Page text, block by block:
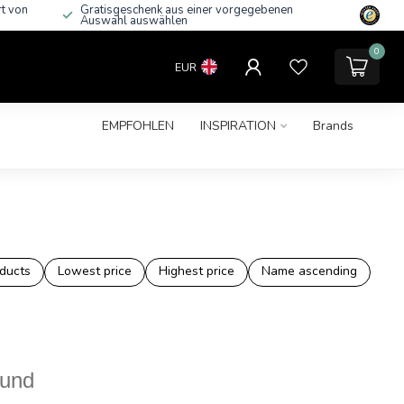
von Gratisgeschenk aus einer vorgegebenen
Auswahl auswählen
EUR
0
EMPFOHLEN INSPIRATION
Brands
Lowest price Highest price
Name ascending